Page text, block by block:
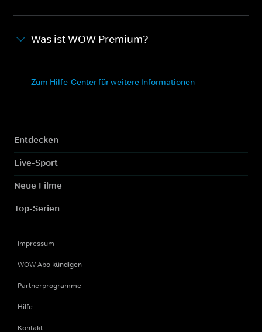
Was ist WOW Premium?
Zum Hilfe-Center für weitere Informationen
Entdecken
Live-Sport
Neue Filme
Top-Serien
Impressum
WOW Abo kündigen
Partnerprogramme
Hilfe
Kontakt